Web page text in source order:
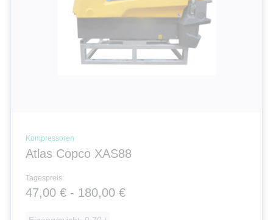
Kompressoren
Atlas Copco XAS88
Tagespreis:
47,00 € - 180,00 €